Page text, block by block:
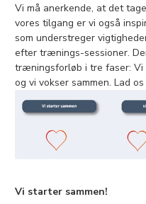
Vi må anerkende, at det
vores tilgang er vi også
som understreger
efter trænings-sessioner.
træningsforløb i tre faser: Vi
og vi vokser sammen. Lad
Vi starter sammen!